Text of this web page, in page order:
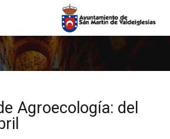
Agroecología: del